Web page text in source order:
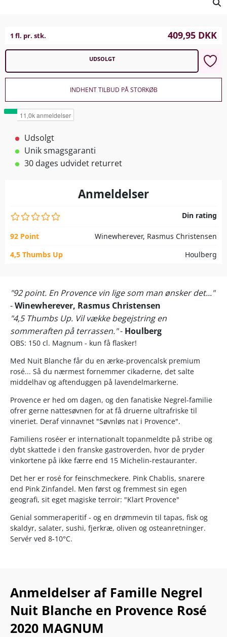
1 fl. pr. stk. 409,95 DKK
UDSOLGT
INDHENT TILBUD PÅ STORKØB
Udsolgt
Unik smagsgaranti
30 dages udvidet returret
Anmeldelser
Din rating
92 Point
Winewherever, Rasmus Christensen
4,5 Thumbs Up
Houlberg
"92 point. En Provence vin lige som man ønsker det..."
-Winewherever, Rasmus Christensen
"4,5 Thumbs Up. Vil vække begejstring en
sommeraften på terrassen."- Houlberg
OBS: 150 cl. Magnum - kun få flasker!
Med Nuit Blanche får du en ærke-provencalsk premium
rosé... Så du nærmest fornemmer cikaderne, det salte
middelhav og aftenduggen på lavendelmarkerne.
Provence er hed om dagen, og den fanatiske Negrel-familie
ofrer gerne nattesøvnen for at få druerne ultrafriske til
vineriet. Deraf vinnavnet "Søvnløs nat i Provence".
Familiens roséer er internationalt topanmeldte på stribe og
dybt skattede i den franske gastroverden, hvor de pryder
vinkortene på ikke færre end 15 Michelin-restauranter.
Det her er rosé for feinschmeckere. Pink Chablis, snarere
end Pink Zinfandel. Men først og fremmest sin egen
geografi, sit eget magiske terroir: "Klart Provence"
Genial sommeraperitif - og en drømmevin til tapas, fisk og
skaldyr, salater, sushi, fjerkræ, oliven og osteanretninger.
Servér ved 8-10°C.
Anmeldelser af Famille Negrel
Nuit Blanche en Provence Rosé
2020 MAGNUM